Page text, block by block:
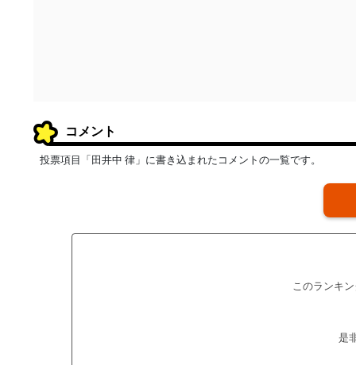
コメント
投票項目「田井中 律」に書き込まれたコメントの一覧です。
このランキ
是